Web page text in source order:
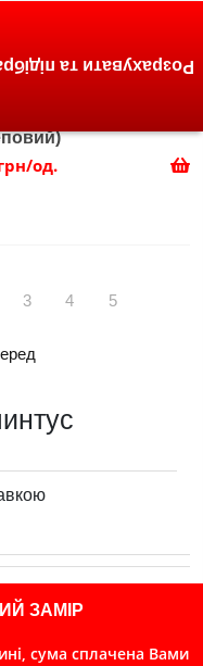
в наявності
од.
3 4 5
ЗАМІР
сума сплачена Вами
та підібрати